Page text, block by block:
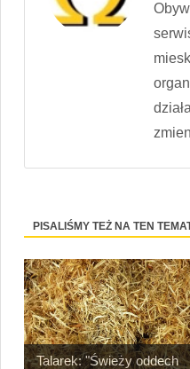
PISALIŚMY TEŻ NA TEN
Talarek: "Świeży oddech